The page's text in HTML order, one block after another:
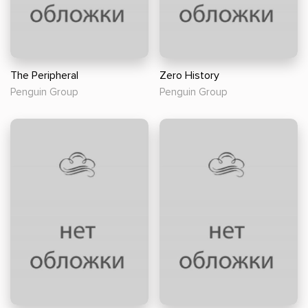
The Peripheral
Penguin Group
Zero History
Penguin Group